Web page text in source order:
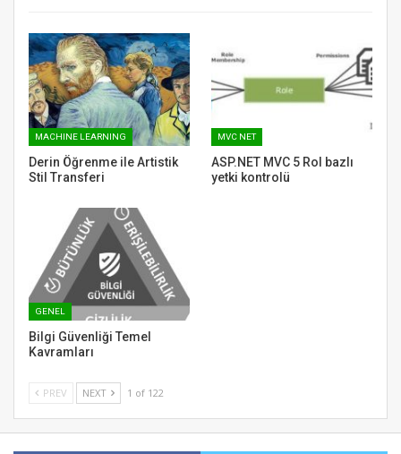
MACHINE LEARNING
Derin Öğrenme ile Artistik
Stil Transferi
MVC NET
ASP.NET MVC 5 Rol bazlı
yetki kontrolü
GENEL
Bilgi Güvenliği Temel
Kavramları
PREV NEXT 1 of 122